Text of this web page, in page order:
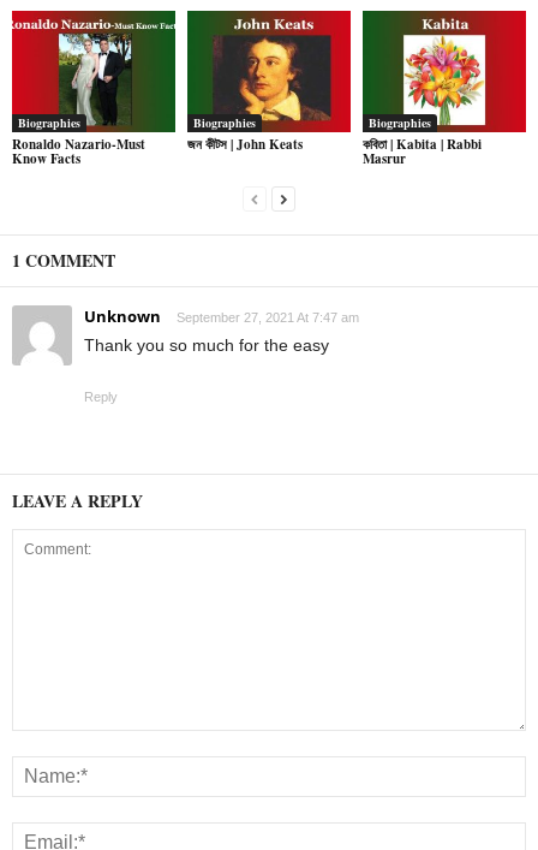
Biographies
Ronaldo Nazario-Must
Know Facts
Biographies
জন কীটস | John Keats
Biographies
কবিতা | Kabita | Rabbi
Masrur
1 COMMENT
Unknown September 27, 2021 At 7:47 am
Thank you so much for the easy
Reply
LEAVE A REPLY